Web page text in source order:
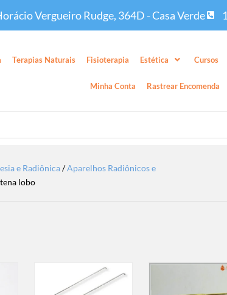
Vergueiro Rudge, 364D - Casa Verde
Terapias Naturais Fisioterapia Estética Cursos
Minha Conta Rastrear Encomenda
e Radiônica/Aparelhos Radiônicos e
lobo